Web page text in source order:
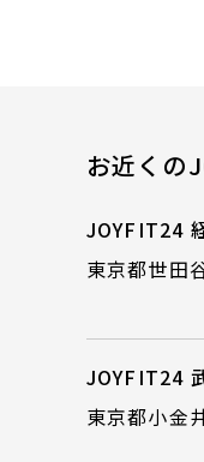
お近くの
JOYFIT24
東京都世田
JOYFIT24
東京都小金